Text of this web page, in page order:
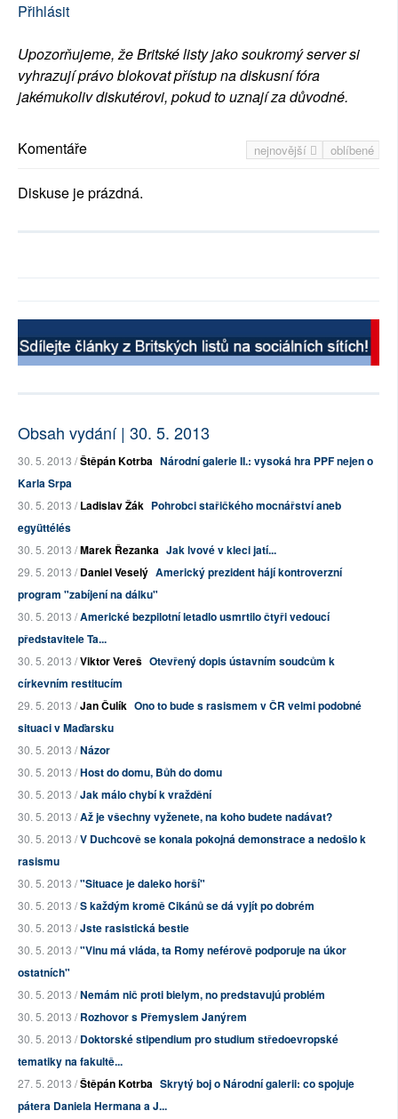
Přihlásit
Upozorňujeme, že Britské listy jako soukromý server si
vyhrazují právo blokovat přístup na diskusní fóra
jakémukoliv diskutérovi, pokud to uznají za důvodné.
nejnovější oblíbené
Komentáře
Diskuse je prázdná.
Obsah vydání | 30. 5. 2013
30. 5. 2013 /Štěpán Kotrba Národní galerie II.: vysoká hra PPF nejen o
Karla Srpa
30. 5. 2013 /Ladislav Žák Pohrobci stařičkého mocnářství aneb
együttélés
30. 5. 2013 /Marek Řezanka Jak lvové v kleci jatí...
29. 5. 2013 /Daniel Veselý Americký prezident hájí kontroverzní
program "zabíjení na dálku"
30. 5. 2013 /Americké bezpilotní letadlo usmrtilo čtyři vedoucí
představitele Ta...
30. 5. 2013 /Viktor Vereš Otevřený dopis ústavním soudcům k
církevním restitucím
29. 5. 2013 /Jan Čulík Ono to bude s rasismem v ČR velmi podobné
situaci v Maďarsku
30. 5. 2013 /Názor
30. 5. 2013 /Host do domu, Bůh do domu
30. 5. 2013 /Jak málo chybí k vraždění
30. 5. 2013 /Až je všechny vyženete, na koho budete nadávat?
30. 5. 2013 /V Duchcově se konala pokojná demonstrace a nedošlo k
rasismu
30. 5. 2013 /"Situace je daleko horší"
30. 5. 2013 /S každým kromě Cikánů se dá vyjít po dobrém
30. 5. 2013 /Jste rasistická bestie
30. 5. 2013 /"Vinu má vláda, ta Romy neférově podporuje na úkor
ostatních"
30. 5. 2013 /Nemám nič proti bielym, no predstavujú problém
30. 5. 2013 /Rozhovor s Přemyslem Janýrem
30. 5. 2013 /Doktorské stipendium pro studium středoevropské
tematiky na fakultě...
27. 5. 2013 /Štěpán Kotrba Skrytý boj o Národní galerii: co spojuje
pátera Daniela Hermana a J...